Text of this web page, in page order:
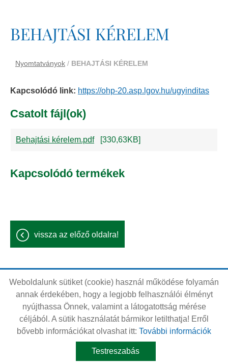
BEHAJTÁSI KÉRELEM
Nyomtatványok / BEHAJTÁSI KÉRELEM
Kapcsolódó link: https://ohp-20.asp.lgov.hu/ugyinditas
Csatolt fájl(ok)
Behajtási kérelem.pdf [330,63KB]
Kapcsolódó termékek
vissza az előző oldalra!
© 2026 - Minden jog fenntartva
Oldal információk
Adatkezelési tájékoztató
Impresszum
Sütik kezelése
Akadálymentesítési nyilatkozat
Testreszabás
Weboldalunk sütiket (cookie) használ működése folyamán
annak érdekében, hogy a legjobb felhasználói élményt
nyújthassa Önnek, valamint a látogatottság mérése
céljából. A sütik használatát bármikor letilthatja! Erről
bővebb információkat olvashat itt: További információk